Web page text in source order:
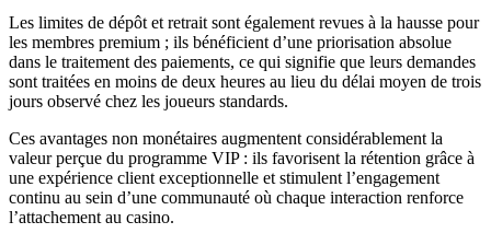
Les limites de dépôt et retrait sont également revues à la hausse pour
les membres premium ; ils bénéficient d’une priorisation absolue
dans le traitement des paiements, ce qui signifie que leurs demandes
sont traitées en moins de deux heures au lieu du délai moyen de trois
jours observé chez les joueurs standards.
Ces avantages non monétaires augmentent considérablement la
valeur perçue du programme VIP : ils favorisent la rétention grâce à
une expérience client exceptionnelle et stimulent l’engagement
continu au sein d’une communauté où chaque interaction renforce
l’attachement au casino.